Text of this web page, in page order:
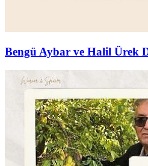
Bengü Aybar ve Halil Ürek